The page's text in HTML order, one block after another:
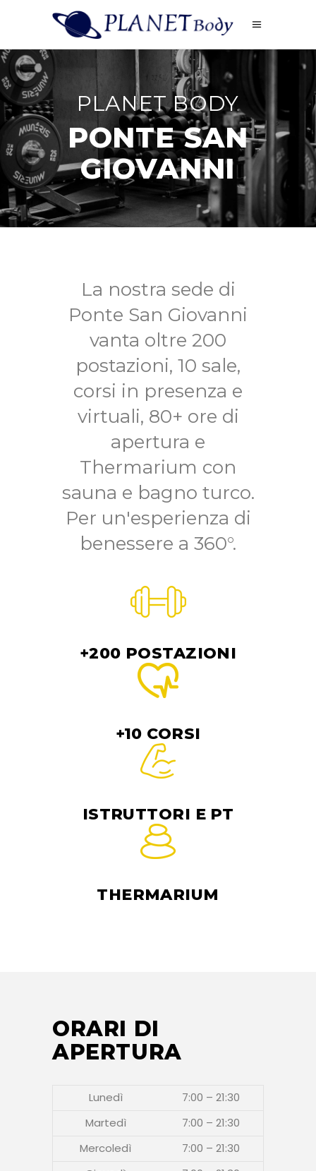
PLANET BODY
PONTE SAN
GIOVANNI
La nostra sede di
Ponte San Giovanni
vanta oltre 200
postazioni, 10 sale,
corsi in presenza e
virtuali, 80+ ore di
apertura e
Thermarium con
sauna e bagno turco.
Per un'esperienza di
benessere a 360°.
+200 POSTAZIONI
+10 CORSI
ISTRUTTORI E PT
THERMARIUM
ORARI DI
APERTURA
Lunedì
7:00 – 21:30
Martedì
7:00 – 21:30
Mercoledì
7:00 – 21:30